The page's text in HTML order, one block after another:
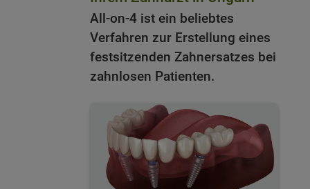
All-on-4 ist ein beliebtes
Verfahren zur Erstellung eines
festsitzenden Zahnersatzes bei
zahnlosen Patienten.